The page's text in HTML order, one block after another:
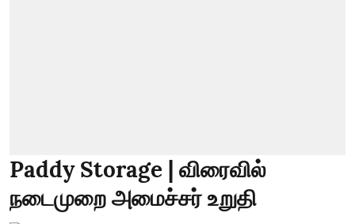
Paddy Storage | விரைவில்
நடைமுறை அமைச்சர் உறுதி